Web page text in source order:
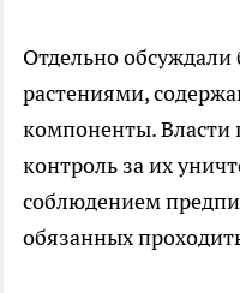
Отдельно
растениями,
компоненты. Власти
контроль за их
соблюдением
обязанных